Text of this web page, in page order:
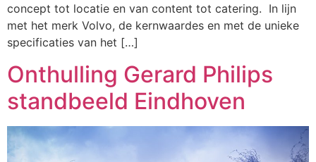
concept tot locatie en van content tot catering. In lijn
met het merk Volvo, de kernwaardes en met de unieke
specificaties van het […]
Onthulling Gerard Philips
standbeeld Eindhoven